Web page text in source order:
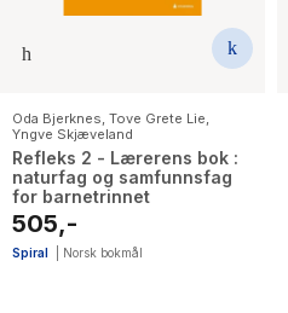
Oda Bjerknes, Tove Grete Lie,
Yngve Skjæveland
Refleks 2 - Lærerens bok :
naturfag og samfunnsfag
for barnetrinnet
505,-
Spiral Norsk bokmål